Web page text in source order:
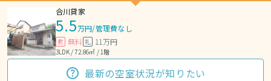
合川貸家
5.5万円/管理費なし
敷 無料 礼 11万円
3LDK / 72.86㎡ / 1階
最新の空室状況が知りたい